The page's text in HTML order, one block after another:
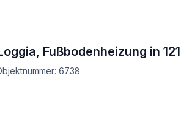
Fußbodenheizung in
6738